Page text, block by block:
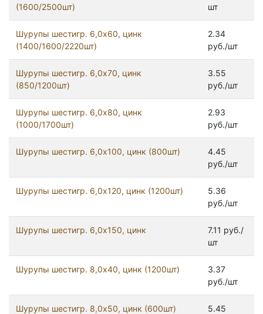
(1600/2500шт)
шт
Шурупы шестигр. 6,0x60, цинк
(1400/1600/2220шт)
2.34
руб./шт
Шурупы шестигр. 6,0x70, цинк
(850/1200шт)
3.55
руб./шт
Шурупы шестигр. 6,0x80, цинк
(1000/1700шт)
2.93
руб./шт
Шурупы шестигр. 6,0х100, цинк (800шт)
4.45
руб./шт
Шурупы шестигр. 6,0х120, цинк (1200шт)
5.36
руб./шт
Шурупы шестигр. 6,0х150, цинк
7.11 руб./
шт
Шурупы шестигр. 8,0x40, цинк (1200шт)
3.37
руб./шт
Шурупы шестигр. 8,0x50, цинк (600шт)
5.45